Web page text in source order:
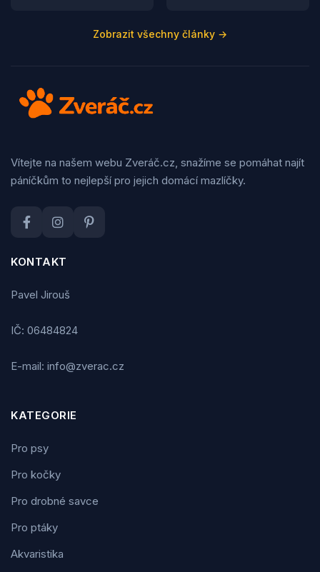
Zobrazit všechny články →
Vítejte na našem webu Zveráč.cz, snažíme se pomáhat najít
páníčkům to nejlepší pro jejich domácí mazlíčky.
KONTAKT
Pavel Jirouš
IČ: 06484824
E-mail: info@zverac.cz
KATEGORIE
Pro psy
Pro kočky
Pro drobné savce
Pro ptáky
Akvaristika